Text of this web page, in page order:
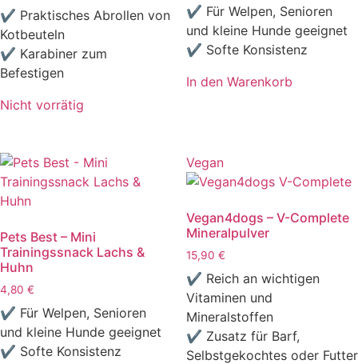
✔ Praktisches Abrollen von
Kotbeuteln
✔ Karabiner zum
Befestigen
Nicht vorrätig
✔ Für Welpen, Senioren
und kleine Hunde geeignet
✔ Softe Konsistenz
In den Warenkorb
Pets Best – Mini
Trainingssnack Lachs &
Huhn
4,80 €
✔ Für Welpen, Senioren
und kleine Hunde geeignet
✔ Softe Konsistenz
Vegan
Vegan4dogs – V-Complete
Mineralpulver
15,90 €
✔ Reich an wichtigen
Vitaminen und
Mineralstoffen
✔ Zusatz für Barf,
Selbstgekochtes oder Futter